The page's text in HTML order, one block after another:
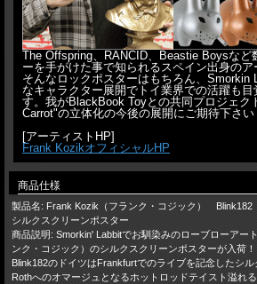
The Offspring、RANCID、Beastie Boysなど
ーを手がけた事で知られるスペイン出身の
そんなロックポスターはもちろん、Smorkin
なキャラクター展開でトイ業界での活躍も目
す。我がBlackBook Toyとの共同プロジェク
Carrot"の立体化の今後の展開にご期待下さい
[アーティストHP]
Frank KozikオフィシャルHP
商品仕様
製品名: Frank Kozik（フランク・コジック）
シルクスクリーンポスター
商品説明: Smorkin' Labbitでお馴染みのローブローアー
ンク・コジック）のシルクスクリーンポスターが入荷
Blink182のドイツはFrankfurtでのライブを記念したシ
Rothへのオマージュとなるホットロッドテイスト溢れ